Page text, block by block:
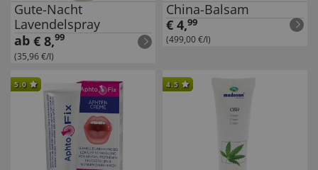
Gute-Nacht
Lavendelspray
ab € 8,99
(35,96 €/l)
China-Balsam
€ 4,99
(499,00 €/l)
5.0 4.5